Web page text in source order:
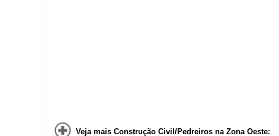
Veja mais Construção Civil/Pedreiros na Zona Oeste: